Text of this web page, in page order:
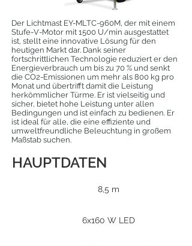
Der Lichtmast EY-MLTC-960M, der mit einem
Stufe-V-Motor mit 1500 U/min ausgestattet
ist, stellt eine innovative Lösung für den
heutigen Markt dar. Dank seiner
fortschrittlichen Technologie reduziert er den
Energieverbrauch um bis zu 70 % und senkt
die CO2-Emissionen um mehr als 800 kg pro
Monat und übertrifft damit die Leistung
herkömmlicher Türme. Er ist vielseitig und
sicher, bietet hohe Leistung unter allen
Bedingungen und ist einfach zu bedienen. Er
ist ideal für alle, die eine effiziente und
umweltfreundliche Beleuchtung in großem
Maßstab suchen.
HAUPTDATEN
8,5 m
6x160 W LED